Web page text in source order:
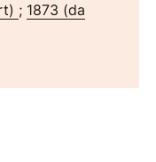
; 1873 (da